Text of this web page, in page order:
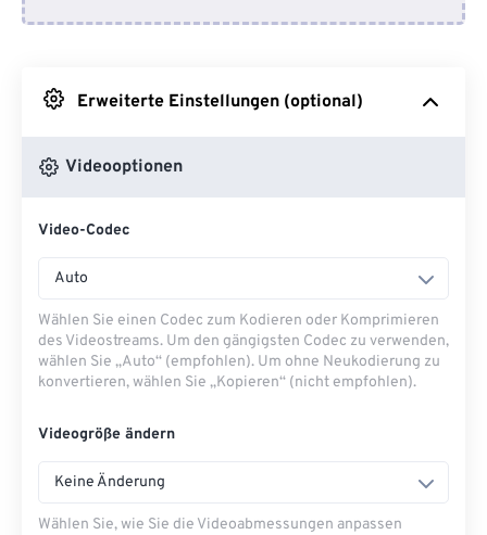
Erweiterte Einstellungen (optional)
Videooptionen
Video-Codec
Auto
Wählen Sie einen Codec zum Kodieren oder Komprimieren
des Videostreams. Um den gängigsten Codec zu verwenden,
wählen Sie „Auto“ (empfohlen). Um ohne Neukodierung zu
konvertieren, wählen Sie „Kopieren“ (nicht empfohlen).
Videogröße ändern
Keine Änderung
Wählen Sie, wie Sie die Videoabmessungen anpassen